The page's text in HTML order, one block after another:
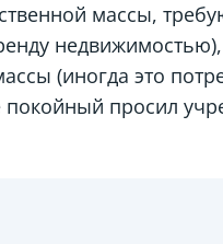
массы,
(иногда это
просил